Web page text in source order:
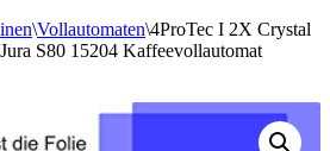
\Vollautomaten\4ProTec I 2X Crystal
S80 15204 Kaffeevollautomat